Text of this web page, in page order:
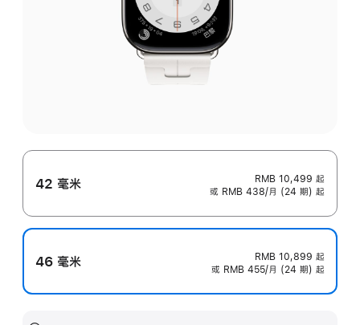
42 毫米 RMB 10,499 起
或 RMB 438/月 (24 期) 起
46 毫米 RMB 10,899 起
或 RMB 455/月 (24 期) 起